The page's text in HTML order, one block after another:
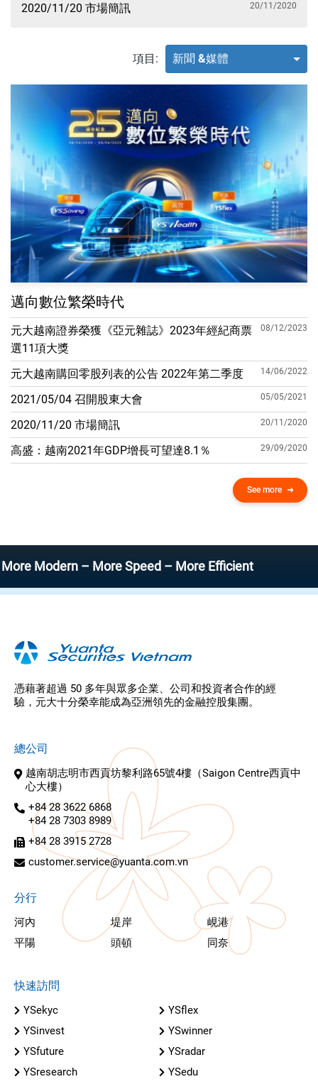
2020/11/20 市場簡訊 20/11/2020
項目: 新聞 &媒體
邁向數位繁榮時代
元大越南證券榮獲《亞元雜誌》2023年經紀商票
選11項大獎
08/12/2023
元大越南購回零股列表的公告 2022年第二季度 14/06/2022
2021/05/04 召開股東大會 05/05/2021
2020/11/20 市場簡訊 20/11/2020
高盛：越南2021年GDP增​​長可望達8.1％ 29/09/2020
See more
– More Speed – More Efficient
憑藉著超過 50 多年與眾多企業、公司和投資者合作的經
驗，元大十分榮幸能成為亞洲領先的金融控股集團。
總公司
越南胡志明市西貢坊黎利路65號4樓（Saigon Centre西貢中
心大樓）
+84 28 3622 6868
+84 28 7303 8989
+84 28 3915 2728
customer.service@yuanta.com.vn
分行
河內 堤岸
峴港
平陽
頭頓 同奈
快速訪問
YSekyc
YSflex
YSinvest
YSwinner
YSfuture
YSradar
YSresearch
YSedu